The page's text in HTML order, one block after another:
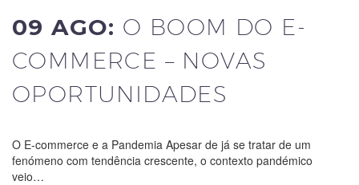
09 AGO: O BOOM DO E-
COMMERCE – NOVAS
OPORTUNIDADES
O E-commerce e a Pandemia Apesar de já se tratar de um
fenómeno com tendência crescente, o contexto pandémico
veio…